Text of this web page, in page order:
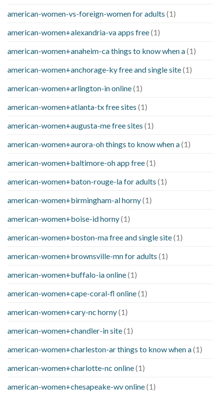
american-women-vs-foreign-women for adults (1)
american-women+alexandria-va apps free(1)
american-women+anaheim-ca things to know when a(1)
american-women+anchorage-ky free and single site(1)
american-women+arlington-in online(1)
american-women+atlanta-tx free sites (1)
american-women+augusta-me free sites (1)
american-women+aurora-oh things to know when a(1)
american-women+baltimore-oh app free(1)
american-women+baton-rouge-la for adults (1)
american-women+birmingham-al horny(1)
american-women+boise-id horny(1)
american-women+boston-ma free and single site(1)
american-women+brownsville-mn for adults (1)
american-women+buffalo-ia online(1)
american-women+cape-coral-fl online(1)
american-women+cary-nc horny(1)
american-women+chandler-in site(1)
american-women+charleston-ar things to know when a(1)
american-women+charlotte-nc online(1)
american-women+chesapeake-wv online(1)